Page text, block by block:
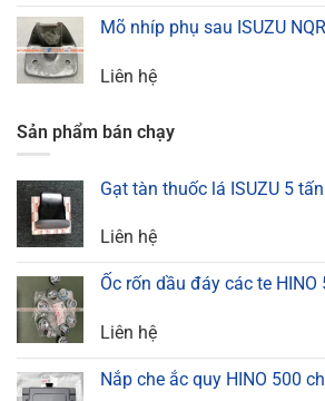
Mõ nhíp phụ sau ISUZU
Liên hệ
Sản phẩm bán chạy
Gạt tàn thuốc lá ISUZU 5 tấn
Liên hệ
Ốc rốn dầu đáy các te HINO
Liên hệ
Nắp che ắc quy HINO 500